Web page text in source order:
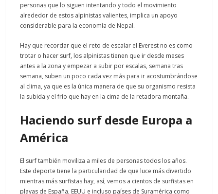
personas que lo siguen intentando y todo el movimiento
alrededor de estos alpinistas valientes, implica un apoyo
considerable para la economía de Nepal.
Hay que recordar que el reto de escalar el Everest no es como
trotar o hacer surf, los alpinistas tienen que ir desde meses
antes a la zona y empezar a subir por escalas, semana tras
semana, suben un poco cada vez más para ir acostumbrándose
al clima, ya que es la única manera de que su organismo resista
la subida y el frío que hay en la cima de la retadora montaña.
Haciendo surf desde Europa a
América
El surf también moviliza a miles de personas todos los años.
Este deporte tiene la particularidad de que luce más divertido
mientras más surfistas hay, así, vemos a cientos de surfistas en
playas de España, EEUU e incluso países de Suramérica como